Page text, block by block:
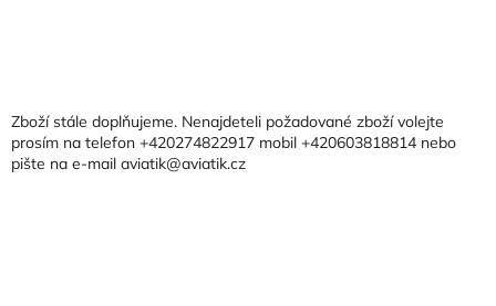
aZboží stále doplňujeme. Nenajdeteli požadované zboží volejte
prosím na telefon +420274822917 mobil +420603818814 nebo
pište na e-mail aviatik@aviatik.cz